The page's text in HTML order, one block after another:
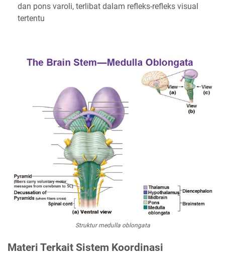
dan pons varoli, terlibat dalam refleks-refleks visual
tertentu
Struktur medulla oblongata
Materi Terkait Sistem Koordinasi